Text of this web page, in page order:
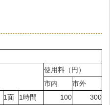
使用料（円）
市内
市外
1面 1時間 100
300